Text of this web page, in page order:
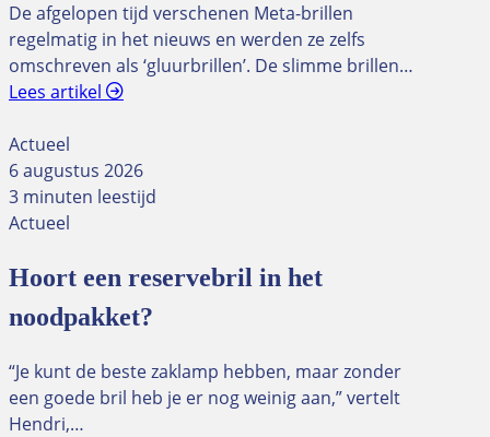
De afgelopen tijd verschenen Meta-brillen
regelmatig in het nieuws en werden ze zelfs
omschreven als ‘gluurbrillen’. De slimme brillen…
Lees artikel
Actueel
6 augustus 2026
3 minuten leestijd
Actueel
Hoort een reservebril in het
noodpakket?
“Je kunt de beste zaklamp hebben, maar zonder
een goede bril heb je er nog weinig aan,” vertelt
Hendri,…